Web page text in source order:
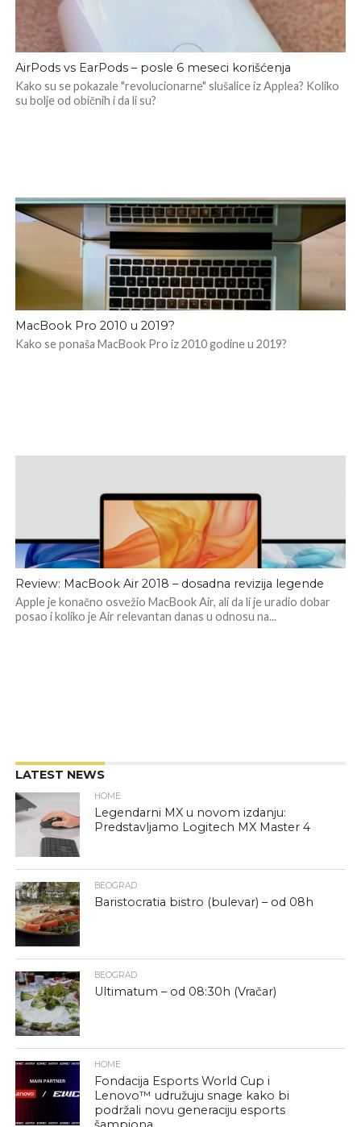
AirPods vs EarPods – posle 6 meseci korišćenja
Kako su se pokazale "revolucionarne" slušalice iz Applea? Koliko
su bolje od običnih i da li su?
MacBook Pro 2010 u 2019?
Kako se ponaša MacBook Pro iz 2010 godine u 2019?
Review: MacBook Air 2018 – dosadna revizija legende
Apple je konačno osvežio MacBook Air, ali da li je uradio dobar
posao i koliko je Air relevantan danas u odnosu na...
LATEST NEWS
HOME
Legendarni MX u novom izdanju:
Predstavljamo Logitech MX Master 4
BEOGRAD
Baristocratia bistro (bulevar) – od 08h
BEOGRAD
Ultimatum – od 08:30h (Vračar)
HOME
Fondacija Esports World Cup i
Lenovo™ udružuju snage kako bi
podržali novu generaciju esports